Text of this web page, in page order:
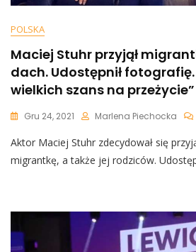
POLSKA
Maciej Stuhr przyjął
dach. Udostępnił
wielkich szans na przeżycie”
Gru 24, 2021 Marlena Piechocka
Aktor Maciej Stuhr zdecydował się
migrantkę, a także jej rodziców.